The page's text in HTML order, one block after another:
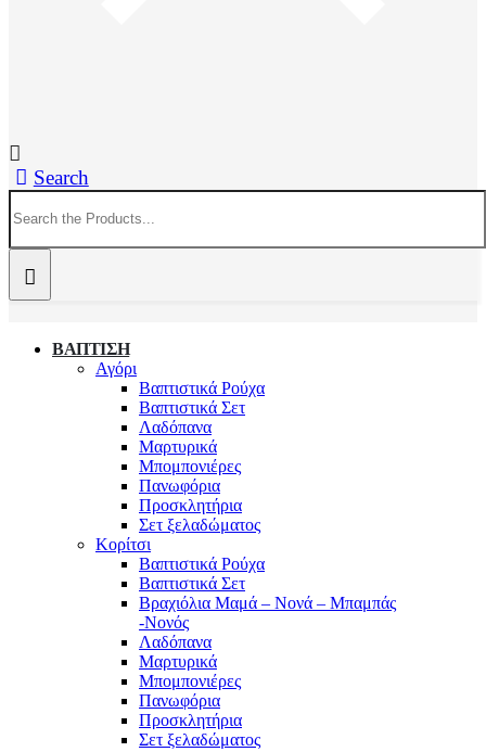
Search
ΒΑΠΤΙΣΗ
Αγόρι
Βαπτιστικά Ρούχα
Βαπτιστικά Σετ
Λαδόπανα
Μαρτυρικά
Μπομπονιέρες
Πανωφόρια
Προσκλητήρια
Σετ ξελαδώματος
Κορίτσι
Βαπτιστικά Ρούχα
Βαπτιστικά Σετ
Βραχιόλια Μαμά – Νονά – Μπαμπάς
-Νονός
Λαδόπανα
Μαρτυρικά
Μπομπονιέρες
Πανωφόρια
Προσκλητήρια
Σετ ξελαδώματος